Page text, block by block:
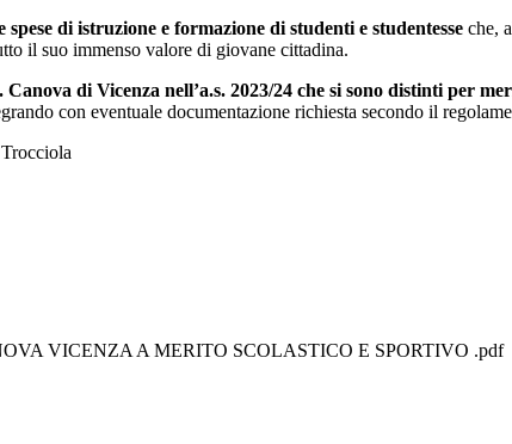
di istruzione e formazione di studenti e studentesse che,
il suo immenso valore di giovane cittadina.
di Vicenza nell’a.s. 2023/24 che si sono distinti per
con eventuale documentazione richiesta secondo il
VICENZA A MERITO SCOLASTICO E SPORTIVO .pdf